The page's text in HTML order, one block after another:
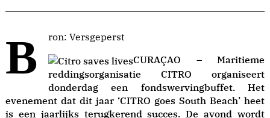
Bron: Versgeperst
CURAÇAO – Maritieme
reddingsorganisatie CITRO organiseert
donderdag een fondswervingbuffet. Het
evenement dat dit jaar ‘CITRO goes South Beach’ heet
is een jaarlijks terugkerend succes. De avond wordt